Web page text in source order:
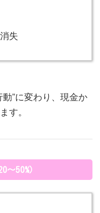
失
”に変わり、現金か
す。
50%）